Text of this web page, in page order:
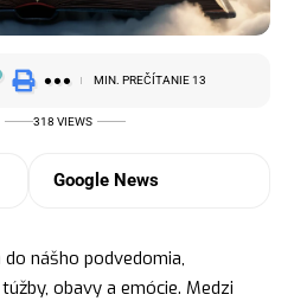
318 VIEWS
MIN. PREČÍTANIE 13
Google News
nášho podvedomia,
obavy a emócie. Medzi